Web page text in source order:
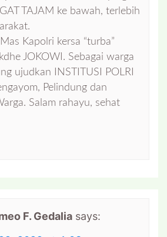
TAJAM ke bawah, terlebih
Kapolri kersa “turba”
JOKOWI. Sebagai warga
ujudkan INSTITUSI POLRI
Pelindung dan
Salam rahayu, sehat
F. Gedalia says: